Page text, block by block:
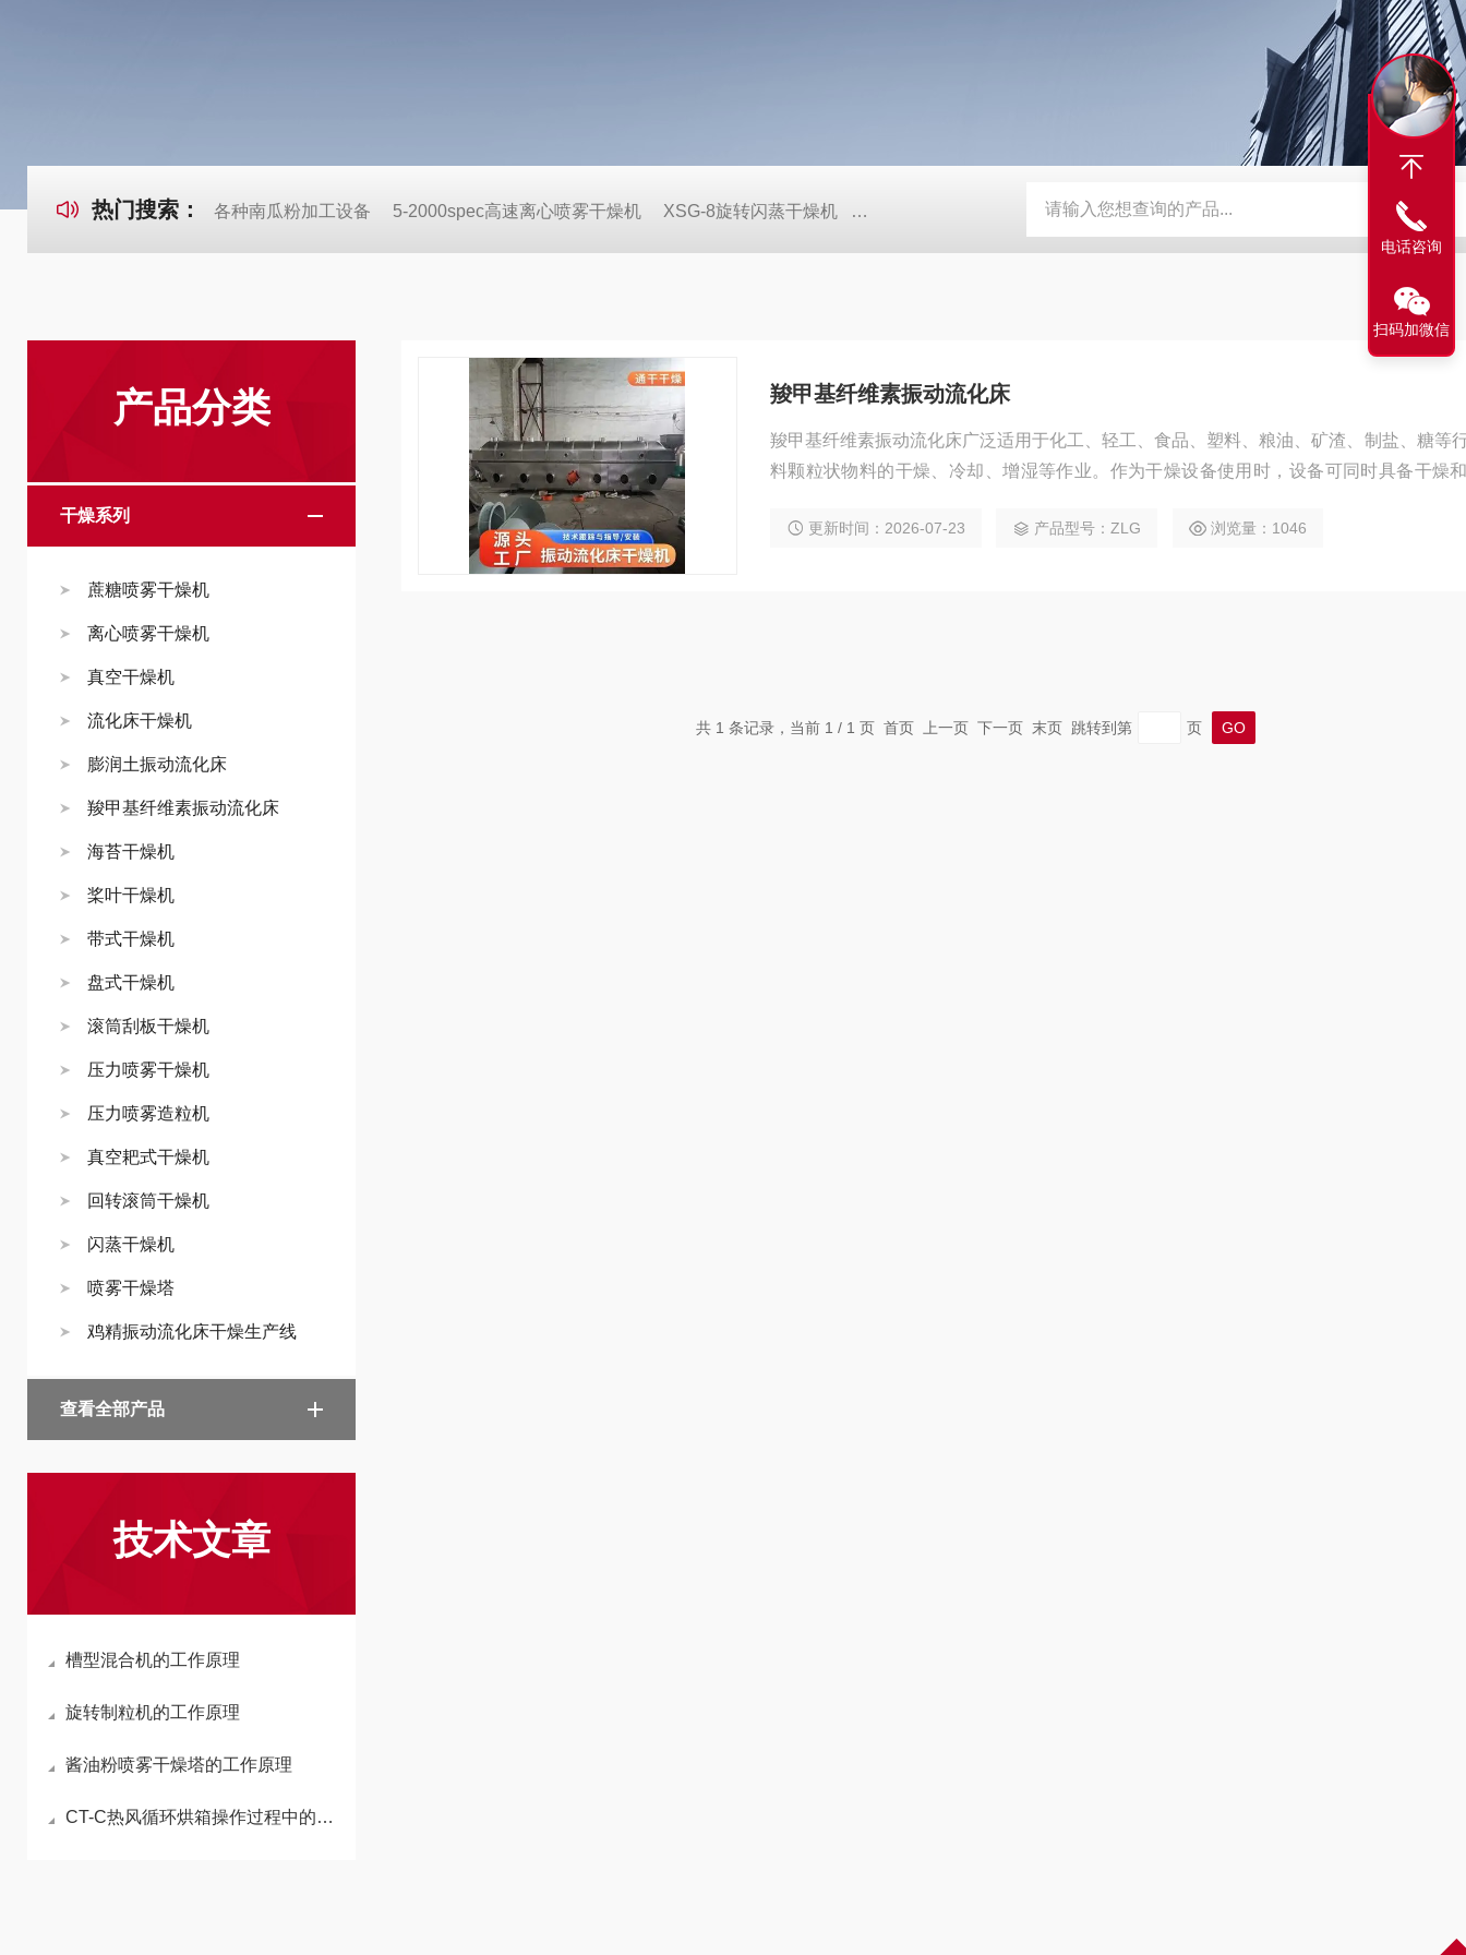
热门搜索： 各种南瓜粉加工设备 5-2000spec高速离心喷雾干燥机 XSG-8旋转闪蒸干燥机 WLDH-0.1卧式螺带混合机 50压力喷雾冷却造粒机 ZLG-3×0.30振动流化
产品分类
干燥系列
蔗糖喷雾干燥机
离心喷雾干燥机
真空干燥机
流化床干燥机
膨润土振动流化床
羧甲基纤维素振动流化床
海苔干燥机
桨叶干燥机
带式干燥机
盘式干燥机
滚筒刮板干燥机
压力喷雾干燥机
压力喷雾造粒机
真空耙式干燥机
回转滚筒干燥机
闪蒸干燥机
喷雾干燥塔
鸡精振动流化床干燥生产线
查看全部产品
技术文章
槽型混合机的工作原理
旋转制粒机的工作原理
酱油粉喷雾干燥塔的工作原理
CT-C热风循环烘箱操作过程中的注意事项全解析
羧甲基纤维素振动流化床
羧甲基纤维素振动流化床广泛适用于化工、轻工、食品、塑料、粮油、矿渣、制盐、糖等
料颗粒状物料的干燥、冷却、增湿等作业。作为干燥设备使用时，设备可同时具备干燥
更新时间：2026-07-23 产品型号：ZLG 浏览量：1046
共 1 条记录，当前 1 / 1 页 首页 上一页 下一页 末页 跳转到第 页
电话咨询
扫码加微信